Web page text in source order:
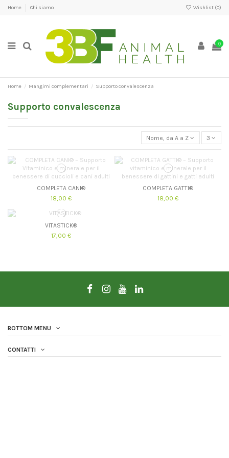
Home Chi siamo Wishlist (0)
0
Home Mangimi complementari Supporto convalescenza
Supporto convalescenza
Nome, da A a Z 3
COMPLETA CANI®
18,00 €
COMPLETA GATTI®
18,00 €
VITASTICK®
17,00 €
BOTTOM MENU
CONTATTI